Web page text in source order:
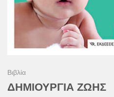
Βιβλία
ΔΗΜΙΟΥΡΓΙΑ ΖΩΗΣ